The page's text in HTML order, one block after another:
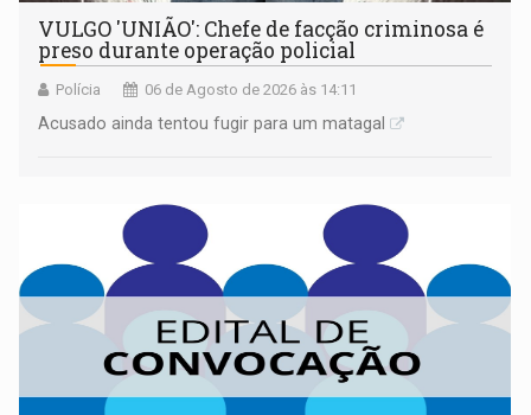
VULGO 'UNIÃO': Chefe de facção criminosa é
preso durante operação policial
Polícia 06 de Agosto de 2026 às 14:11
Acusado ainda tentou fugir para um matagal